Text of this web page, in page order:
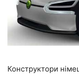
Конструктори